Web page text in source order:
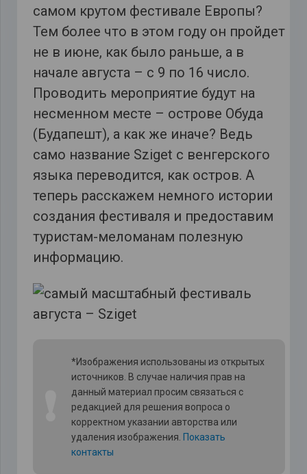
самом крутом фестивале Европы?
Тем более что в этом году он пройдет
не в июне, как было раньше, а в
начале августа – с 9 по 16 число.
Проводить мероприятие будут на
несменном месте – острове Обуда
(Будапешт), а как же иначе? Ведь
само название Sziget с венгерского
языка переводится, как остров. А
теперь расскажем немного истории
создания фестиваля и предоставим
туристам-меломанам полезную
информацию.
*Изображения использованы из открытых
источников. В случае наличия прав на
данный материал просим связаться с
редакцией для решения вопроса о
корректном указании авторства или
удаления изображения. Показать
контакты